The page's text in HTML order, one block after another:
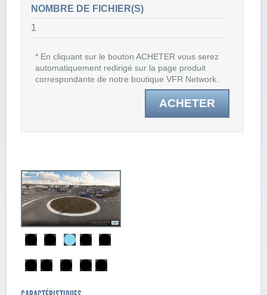
NOMBRE DE FICHIER(S)
1
ACHETER
* En cliquant sur le bouton ACHETER vous serez
automatiquement redirigé sur la page produit
correspondante de notre boutique VFR Network.